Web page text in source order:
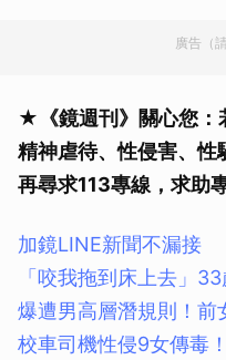
廣告（
★《鏡週刊》關心您：
精神虐待、性侵害、性
再尋求113專線，求助
加鏡LINE新聞不漏接
「咬我拖到床上去」
爆遭男高層潛規則！前
校車司機性侵9女傳毒